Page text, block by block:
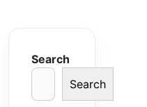
Search
Search